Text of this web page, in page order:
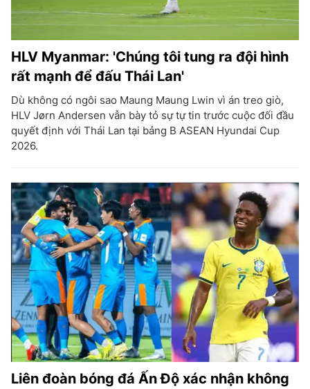
HLV Myanmar: 'Chúng tôi tung ra đội hình
rất mạnh để đấu Thái Lan'
Dù không có ngôi sao Maung Maung Lwin vì án treo giò,
HLV Jørn Andersen vẫn bày tỏ sự tự tin trước cuộc đối đầu
quyết định với Thái Lan tại bảng B ASEAN Hyundai Cup
2026.
Liên đoàn bóng đá Ấn Độ xác nhận không